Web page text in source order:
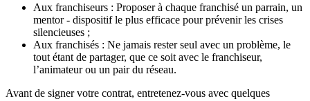
Aux franchiseurs : Proposer à chaque franchisé un parrain, un
mentor - dispositif le plus efficace pour prévenir les crises
silencieuses ;
Aux franchisés : Ne jamais rester seul avec un problème, le
tout étant de partager, que ce soit avec le franchiseur,
l’animateur ou un pair du réseau.
Avant de signer votre contrat, entretenez-vous avec quelques